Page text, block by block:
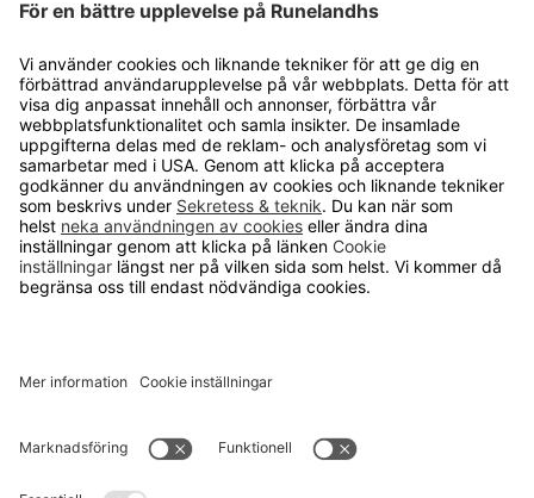
Om cookies
Personuppgiftshantering
Cookie inställningar
OM RUNELANDHS
Om Runelandhs
Köpvillkor
Lediga jobb